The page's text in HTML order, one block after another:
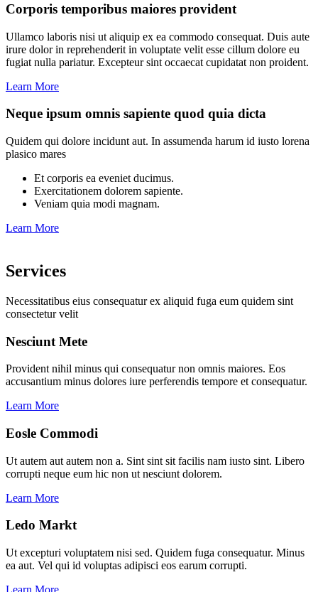
Corporis temporibus maiores provident
Ullamco laboris nisi ut aliquip ex ea commodo consequat. Duis aute
irure dolor in reprehenderit in voluptate velit esse cillum dolore eu
fugiat nulla pariatur. Excepteur sint occaecat cupidatat non proident.
Learn More
Neque ipsum omnis sapiente quod quia dicta
Quidem qui dolore incidunt aut. In assumenda harum id iusto lorena
plasico mares
Et corporis ea eveniet ducimus.
Exercitationem dolorem sapiente.
Veniam quia modi magnam.
Learn More
Services
Necessitatibus eius consequatur ex aliquid fuga eum quidem sint
consectetur velit
Nesciunt Mete
Provident nihil minus qui consequatur non omnis maiores. Eos
accusantium minus dolores iure perferendis tempore et consequatur.
Learn More
Eosle Commodi
Ut autem aut autem non a. Sint sint sit facilis nam iusto sint. Libero
corrupti neque eum hic non ut nesciunt dolorem.
Learn More
Ledo Markt
Ut excepturi voluptatem nisi sed. Quidem fuga consequatur. Minus
ea aut. Vel qui id voluptas adipisci eos earum corrupti.